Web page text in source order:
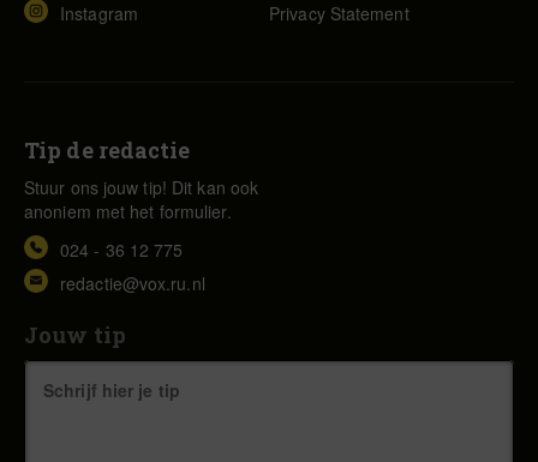
Instagram
Privacy Statement
Tip de redactie
Stuur ons jouw tip! Dit kan ook
anoniem met het formulier.
024 - 36 12 775
redactie@vox.ru.nl
Jouw tip